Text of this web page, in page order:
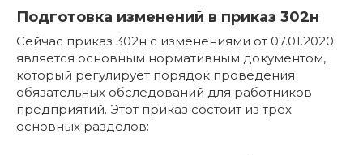
Подготовка изменений в приказ 302н
Сейчас приказ 302н с изменениями от 07.01.2020
является основным нормативным документом,
который регулирует порядок проведения
обязательных обследований для работников
предприятий. Этот приказ состоит из трех
основных разделов: